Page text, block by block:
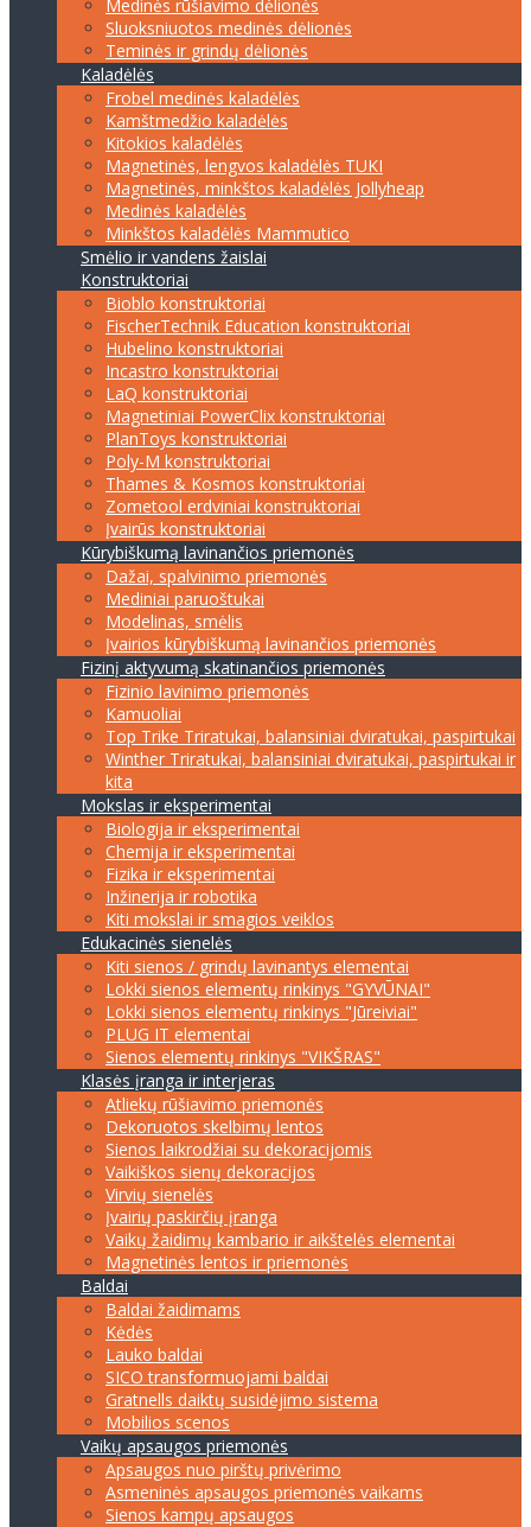
Medinės rūšiavimo dėlionės
Sluoksniuotos medinės dėlionės
Teminės ir grindų dėlionės
Kaladėlės
Frobel medinės kaladėlės
Kamštmedžio kaladėlės
Kitokios kaladėlės
Magnetinės, lengvos kaladėlės TUKI
Magnetinės, minkštos kaladėlės Jollyheap
Medinės kaladėlės
Minkštos kaladėlės Mammutico
Smėlio ir vandens žaislai
Konstruktoriai
Bioblo konstruktoriai
FischerTechnik Education konstruktoriai
Hubelino konstruktoriai
Incastro konstruktoriai
LaQ konstruktoriai
Magnetiniai PowerClix konstruktoriai
PlanToys konstruktoriai
Poly-M konstruktoriai
Thames & Kosmos konstruktoriai
Zometool erdviniai konstruktoriai
Įvairūs konstruktoriai
Kūrybiškumą lavinančios priemonės
Dažai, spalvinimo priemonės
Mediniai paruoštukai
Modelinas, smėlis
Įvairios kūrybiškumą lavinančios priemonės
Fizinį aktyvumą skatinančios priemonės
Fizinio lavinimo priemonės
Kamuoliai
Top Trike Triratukai, balansiniai dviratukai, paspirtukai
Winther Triratukai, balansiniai dviratukai, paspirtukai ir
kita
Mokslas ir eksperimentai
Biologija ir eksperimentai
Chemija ir eksperimentai
Fizika ir eksperimentai
Inžinerija ir robotika
Kiti mokslai ir smagios veiklos
Edukacinės sienelės
Kiti sienos / grindų lavinantys elementai
Lokki sienos elementų rinkinys "GYVŪNAI"
Lokki sienos elementų rinkinys "Jūreiviai"
PLUG IT elementai
Sienos elementų rinkinys "VIKŠRAS"
Klasės įranga ir interjeras
Atliekų rūšiavimo priemonės
Dekoruotos skelbimų lentos
Sienos laikrodžiai su dekoracijomis
Vaikiškos sienų dekoracijos
Virvių sienelės
Įvairių paskirčių įranga
Vaikų žaidimų kambario ir aikštelės elementai
Magnetinės lentos ir priemonės
Baldai
Baldai žaidimams
Kėdės
Lauko baldai
SICO transformuojami baldai
Gratnells daiktų susidėjimo sistema
Mobilios scenos
Vaikų apsaugos priemonės
Apsaugos nuo pirštų privėrimo
Asmeninės apsaugos priemonės vaikams
Sienos kampų apsaugos